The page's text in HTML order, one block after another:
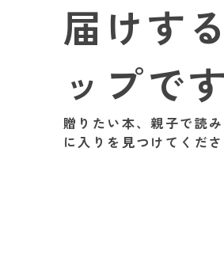
届けす
ップです
贈りたい本、親子で読
に入りを見つけてくださ